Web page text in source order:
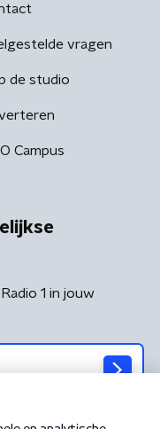
vragen
de studio
Campus
1 in jouw